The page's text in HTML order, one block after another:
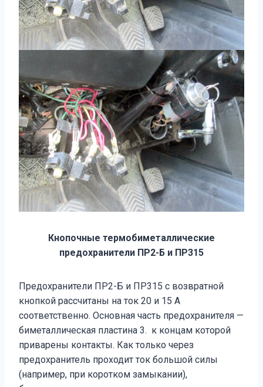
Кнопочные термобиметаллические
предохранители ПР2-Б и ПР315
Предохранители ПР2-Б и ПР315 с возвратной
кнопкой рассчитаны на ток 20 и 15 А
соответственно. Основная часть предохранителя —
биметаллическая пластина 3. к концам которой
приварены контакты. Как только через
предохранитель проходит ток большой силы
(например, при коротком замыкании),